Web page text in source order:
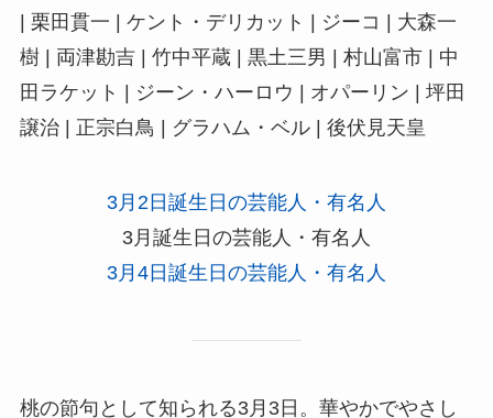
| 栗田貫一 | ケント・デリカット | ジーコ | 大森一
樹 | 両津勘吉 | 竹中平蔵 | 黒土三男 | 村山富市 | 中
田ラケット | ジーン・ハーロウ | オパーリン | 坪田
譲治 | 正宗白鳥 | グラハム・ベル | 後伏見天皇
3月2日誕生日の芸能人・有名人
3月誕生日の芸能人・有名人
3月4日誕生日の芸能人・有名人
桃の節句として知られる3月3日。華やかでやさし